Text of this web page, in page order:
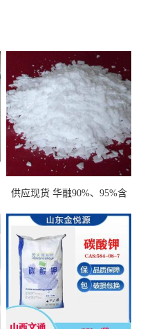
供应现货 华融90%、95%含